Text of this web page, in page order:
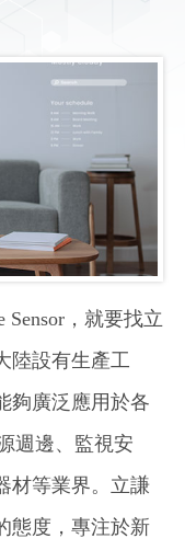
，就要找立
陸設有生產工
夠廣泛應用於各
週邊、監視安
材等業界。立謙
態度，專注於新